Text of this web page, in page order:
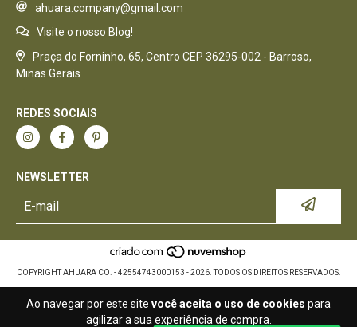
Ao navegar por este site você aceita o uso de cookies para
agilizar a sua experiência de compra.
ahuara.company@gmail.com
Visite o nosso Blog!
Praça do Forninho, 65, Centro CEP 36295-002 - Barroso,
Minas Gerais
REDES SOCIAIS
NEWSLETTER
COPYRIGHT AHUARA CO. - 42554743000153 - 2026. TODOS OS DIREITOS RESERVADOS.